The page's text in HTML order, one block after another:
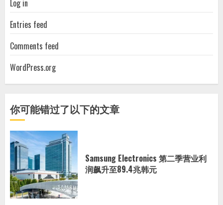
Log in
Entries feed
Comments feed
WordPress.org
你可能错过了以下的文章
Samsung Electronics 第二季营业利
润飙升至89.4兆韩元